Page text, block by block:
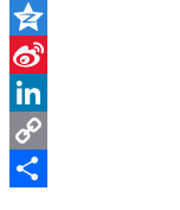
WeChat
Qzone
Sina
Weibo
LinkedIn
Copy